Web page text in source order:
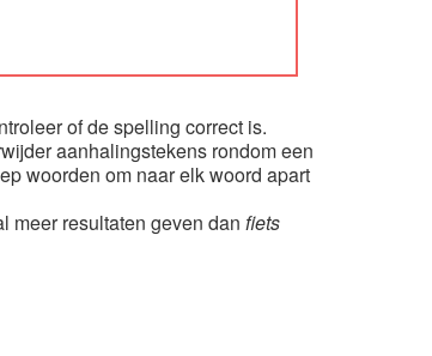
of de spelling correct is.
aanhalingstekens rondom een
woorden om naar elk woord apart
meer resultaten geven dan fiets